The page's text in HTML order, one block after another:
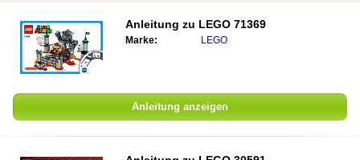
Anleitung zu LEGO 71369
Marke: LEGO
Anleitung anzeigen